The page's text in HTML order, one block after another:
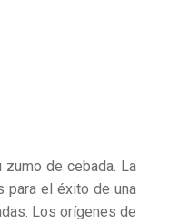
zumo de cebada. La
para el éxito de una
Los orígenes de